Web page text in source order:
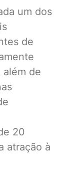
um dos
de
de
20
atração à